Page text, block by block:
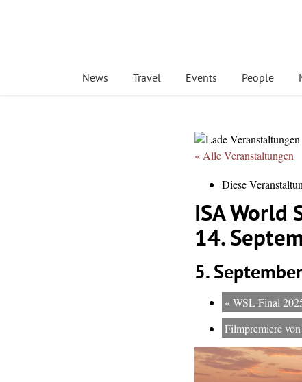
News Travel Events People
« Alle Veranstaltungen
Diese
ISA World
14.
5.
«WSL Final
Filmpremiere